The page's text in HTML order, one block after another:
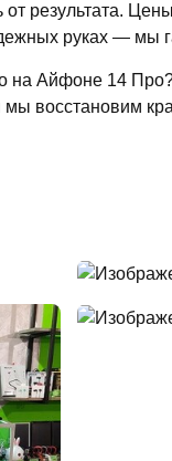
результата.
руках — мы
на Айфоне 14
восстановим